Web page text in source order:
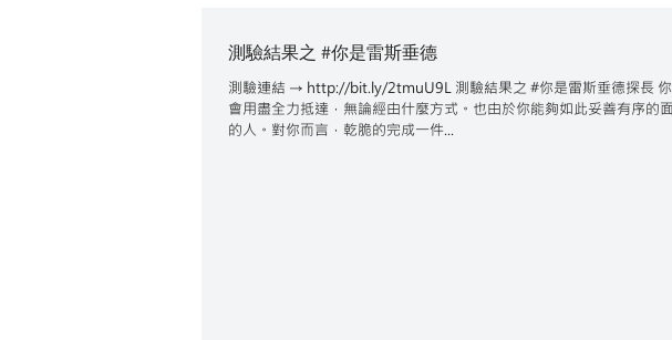
測驗結果之 #你是雷斯垂德
測驗連結 → http://bit.ly/2tmuU9L 測驗結果之 #你是雷斯垂德探長 你
會用盡全力抵達，無論經由什麼方式。也由於你能夠如此妥善有序的
的人。對你而言，乾脆的完成一件...